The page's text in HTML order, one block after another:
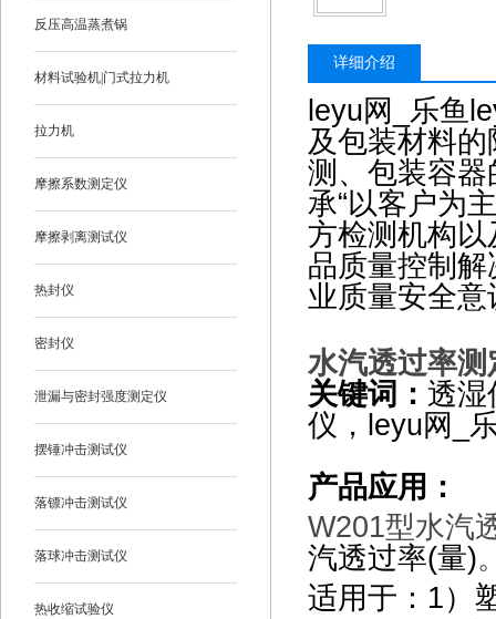
反压高温蒸煮锅
材料试验机|门式拉力机
拉力机
摩擦系数测定仪
摩擦剥离测试仪
热封仪
密封仪
泄漏与密封强度测定仪
摆锤冲击测试仪
落镖冲击测试仪
落球冲击测试仪
热收缩试验仪
详细介绍
leyu网_乐鱼
及包装材料
测、包装容
承“以客户为
方检测机构
品质量控制
业质量安全
水汽透过率
关键词： 透湿
仪，leyu网_
产品应用：
W201型水汽
汽透过率(量)
适用于：1）